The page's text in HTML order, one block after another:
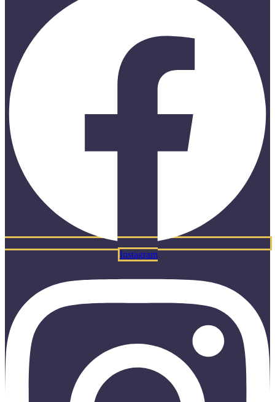
Instagram